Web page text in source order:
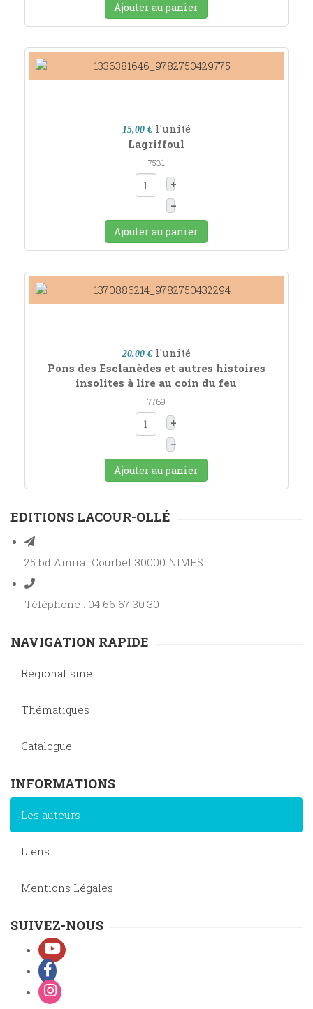
Ajouter au panier
15,00 € l'unité
Lagriffoul
7531
+
–
Ajouter au panier
20,00 € l'unité
Pons des Esclanèdes et autres histoires
insolites à lire au coin du feu
7769
+
–
Ajouter au panier
EDITIONS LACOUR-OLLÉ
25 bd Amiral Courbet 30000 NIMES
Téléphone : 04 66 67 30 30
NAVIGATION RAPIDE
Régionalisme
Thématiques
Catalogue
INFORMATIONS
Les auteurs
Liens
Mentions Légales
SUIVEZ-NOUS